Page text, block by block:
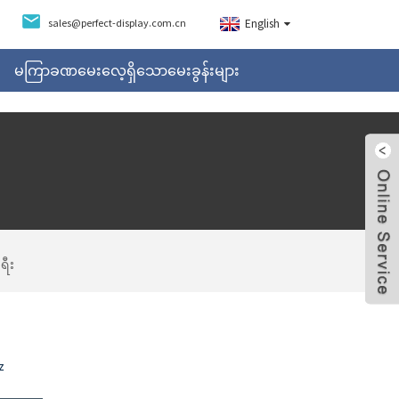
sales@perfect-display.com.cn English
မကြာခဏမေးလေ့ရှိသောမေးခွန်းများ
း